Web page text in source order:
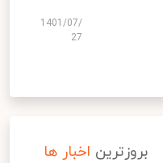
1401/07/
27
بروزترین اخبار ها